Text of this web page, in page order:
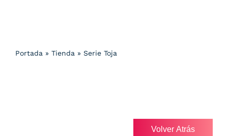
Portada » Tienda » Serie Toja
Volver Atrás